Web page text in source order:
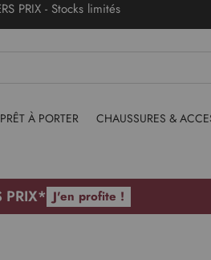
PRIX - Stocks limités
PRÊT À PORTER CHAUSSURES &
PRIX* J'en profite !